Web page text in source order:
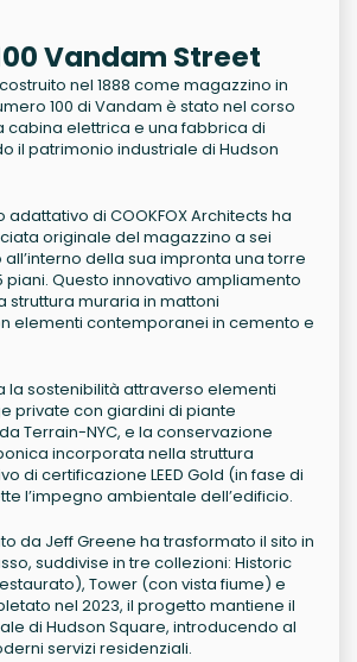
Vandam Street
nel 1888 come magazzino in
100 di Vandam è stato nel corso
cabina elettrica e una fabbrica di
il patrimonio industriale di Hudson
di COOKFOX Architects ha
originale del magazzino a sei
della sua impronta una torre
piani. Questo innovativo ampliamento
struttura muraria in mattoni
elementi contemporanei in cemento e
la sostenibilità attraverso elementi
private con giardini di piante
Terrain-NYC, e la conservazione
incorporata nella struttura
di certificazione LEED Gold (in fase di
l’impegno ambientale dell’edificio.
da Jeff Greene ha trasformato il sito in
suddivise in tre collezioni: Historic
Tower (con vista fiume) e
nel 2023, il progetto mantiene il
di Hudson Square, introducendo al
servizi residenziali.